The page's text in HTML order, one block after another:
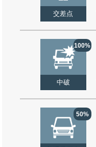
交差点
100%
中破
50%